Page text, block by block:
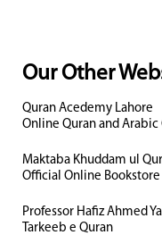
Our Other
Quran Acedemy Lahore
Online Quran and Arabic
Maktaba Khuddam ul
Official Online
Professor Hafiz Ahmed
Tarkeeb e Quran